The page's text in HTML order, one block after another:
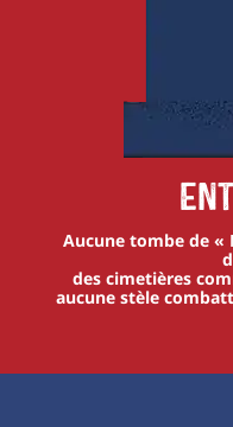
Aucune tombe de «
des cimetières
aucune stèle